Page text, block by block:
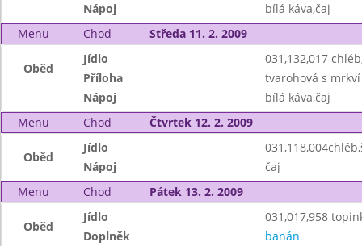
Nápoj
bílá káva,čaj
Menu
Chod Středa 11. 2. 2009
Oběd
Jídlo
031,132,017
Příloha
tvarohová s mrkví
Nápoj
bílá káva,čaj
Menu
Chod Čtvrtek 12. 2. 2009
Oběd
Jídlo
Nápoj
čaj
Menu
Chod Pátek 13. 2. 2009
Oběd
Jídlo
031,017,958
Doplněk
banán